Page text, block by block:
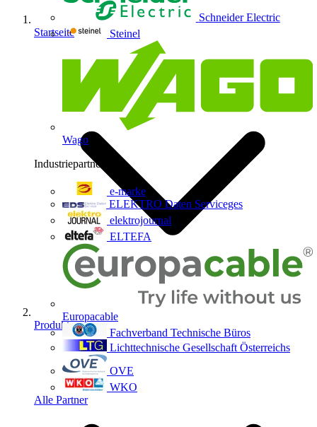
Schneider Electric
Steinel
Wago
Industriepartner
e-marke
ELEKTRO Daten Serviceges
elektrojournal
ELTEFA
Europacable
Fachverband Technische Büros
Lichttechnische Gesellschaft Österreichs
OVE
WKO
Alle Partner
Startseite
Produkte